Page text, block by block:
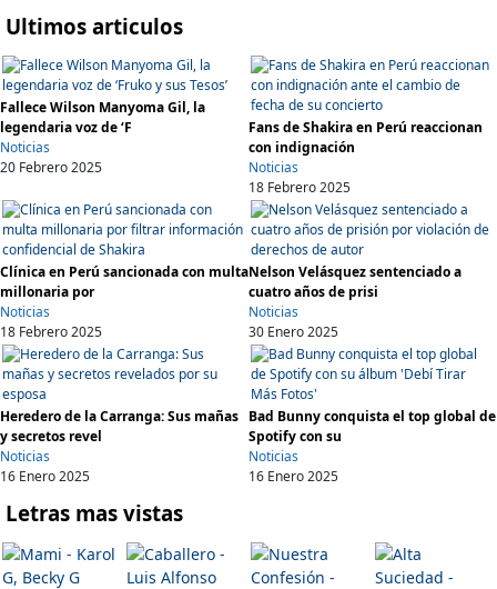
Ultimos articulos
Fallece Wilson Manyoma Gil, la
legendaria voz de ‘F
Noticias
20 Febrero 2025
Fans de Shakira en Perú reaccionan
con indignación
Noticias
18 Febrero 2025
Clínica en Perú sancionada con multa
millonaria por
Noticias
18 Febrero 2025
Nelson Velásquez sentenciado a
cuatro años de prisi
Noticias
30 Enero 2025
Heredero de la Carranga: Sus mañas
y secretos revel
Noticias
16 Enero 2025
Bad Bunny conquista el top global de
Spotify con su
Noticias
16 Enero 2025
Letras mas vistas